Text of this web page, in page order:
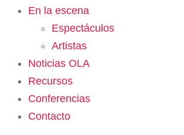
En la escena
Espectáculos
Artistas
Noticias OLA
Recursos
Conferencias
Contacto